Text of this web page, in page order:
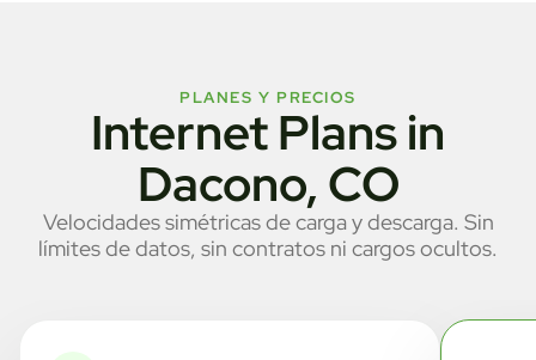
PLANES Y PRECIOS
Internet Plans in
Dacono, CO
Velocidades simétricas de carga y descarga. Sin
límites de datos, sin contratos ni cargos ocultos.